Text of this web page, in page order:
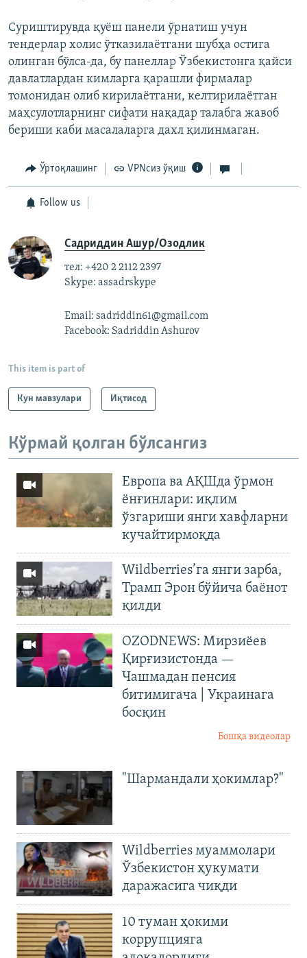
Суриштирувда қуёш панели ўрнатиш учун
тендерлар холис ўтказилаётгани шубҳа остига
олинган бўлса-да, бу панеллар Ўзбекистонга қайси
давлатлардан кимларга қарашли фирмалар
томонидан олиб кирилаётгани, келтирилаётган
маҳсулотларнинг сифати нақадар талабга жавоб
бериши каби масалаларга дахл қилинмаган.
Ўртоқлашинг VPNсиз ўқиш
Follow us
Садриддин Ашур/Озодлик
тел: +420 2 2112 2397
Skype: assadrskype
Email: sadriddin61@gmail.com
Facebook: Sadriddin Ashurov
This item is part of
Кун мавзулари Иқтисод
Кўрмай қолган бўлсангиз
Европа ва АҚШда ўрмон
ёнғинлари: иқлим
ўзгариши янги хавфларни
кучайтирмоқда
Wildberries’га янги зарба,
Трамп Эрон бўйича баёнот
қилди
OZODNEWS: Мирзиёев
Қирғизистонда —
Чашмадан пенсия
битимигача | Украинага
босқин
Бошқа видеолар
"Шармандали ҳокимлар?"
Wildberries муаммолари
Ўзбекистон ҳукумати
даражасига чиқди
10 туман ҳокими
коррупцияга